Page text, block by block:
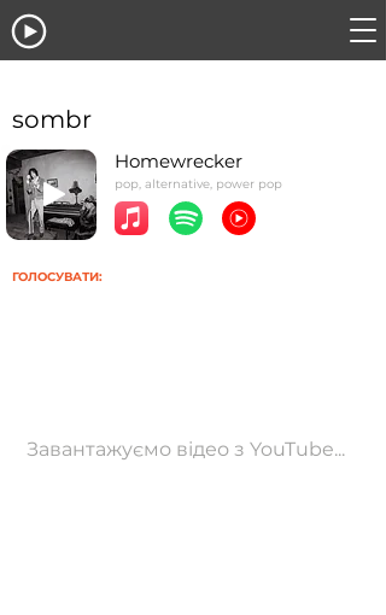
sombr
Homewrecker
pop, alternative, power pop
ГОЛОСУВАТИ:
Завантажуємо відео з YouTube...